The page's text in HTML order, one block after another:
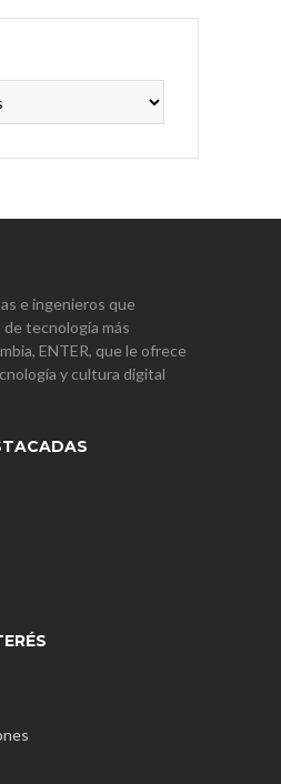
e ingenieros que
tecnología más
ENTER, que le ofrece
y cultura digital